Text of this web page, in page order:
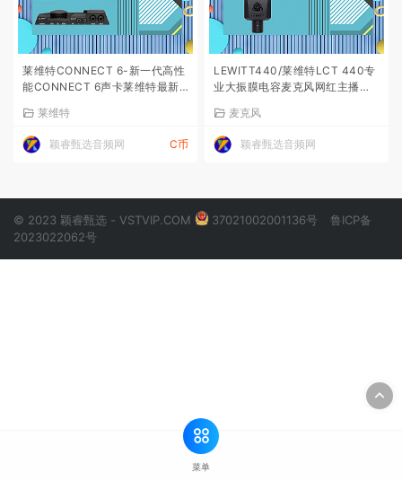
莱维特CONNECT 6-新一代高性
能CONNECT 6声卡莱维特最新
莱维特
颖睿甄选音频网 C币
LEWITT440/莱维特LCT 440专
业大振膜电容麦克风网红主播唱
麦克风
颖睿甄选音频网
© 2023 颖睿甄选 - VSTVIP.COM 37021002001136号
鲁ICP备
2023022062号
菜单